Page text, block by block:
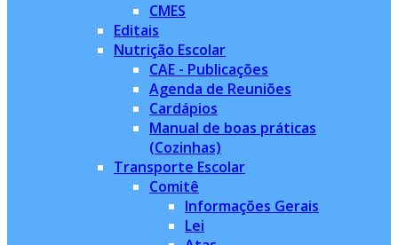
CMES
Editais
Nutrição Escolar
CAE - Publicações
Agenda de Reuniões
Cardápios
Manual de boas práticas
(Cozinhas)
Transporte Escolar
Comitê
Informações Gerais
Lei